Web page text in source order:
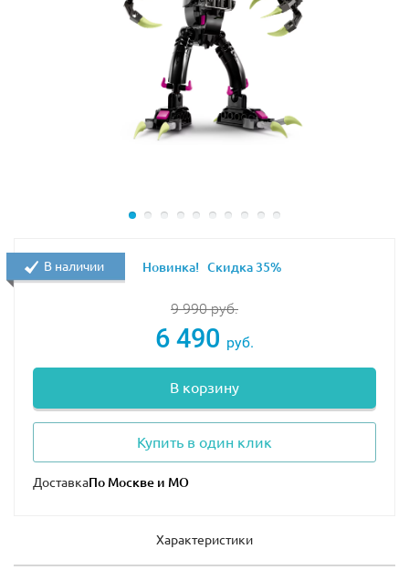
9 990руб.
6 490 руб.
В корзину
Купить в один клик
Доставка
В наличии Новинка! Скидка 35%
Характеристики